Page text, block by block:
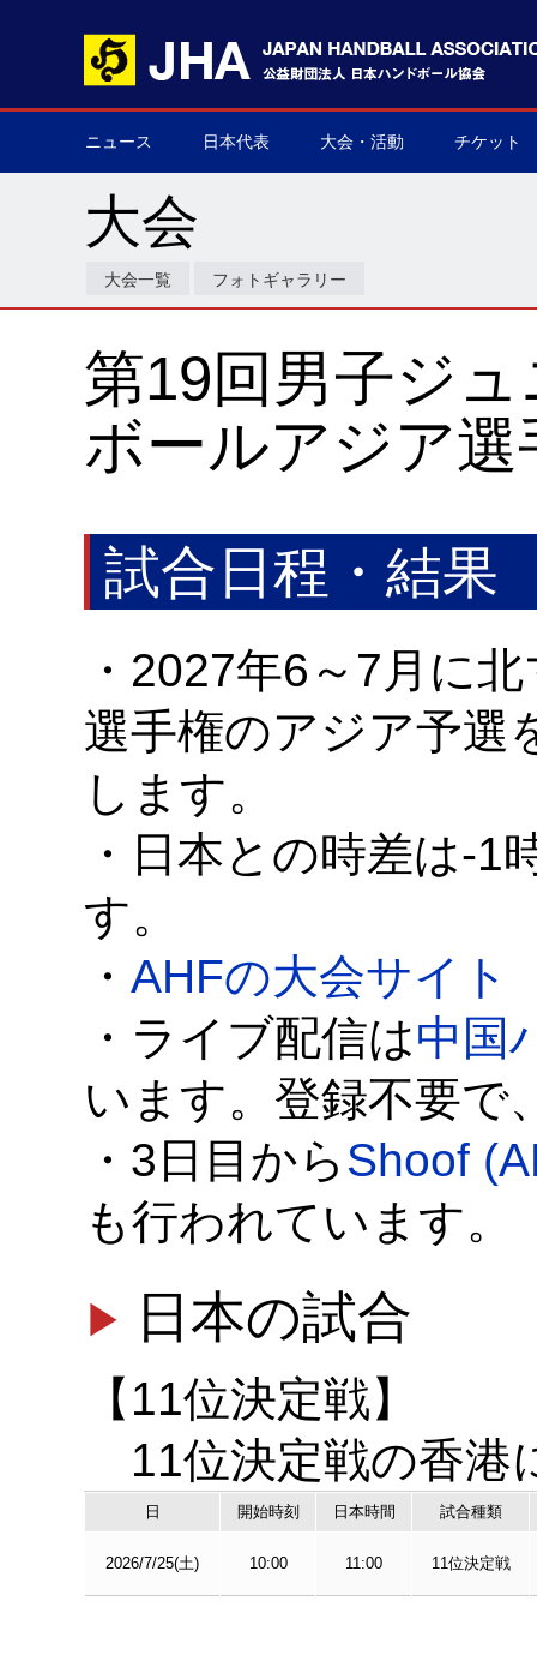
ニュース 日本代表 大会・活動 チケット
大会
大会一覧 フォトギャラリー
第19回男子ジ
ボールアジア選
試合日程・結果
・2027年6～7月に
選手権のアジア予選
します。
・日本との時差は-1
す。
・ AHFの大会サイト
・ライブ配信は中国
います。登録不要で
・3日目から Shoof
も行われています。
日本の試合
【11位決定戦】
11位決定戦の香港
日 開始時刻 日本時間 試合種類
2026/7/25(土) 10:00 11:00 11位決定戦